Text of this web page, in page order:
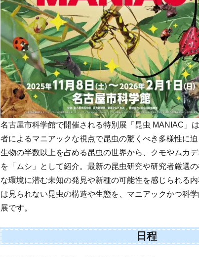
名古屋市科学館で開催される特別展「昆虫 MANIAC」
者によるマニアックな視点で昆虫の驚くべき多様性に
生物の半数以上を占める昆虫の世界から、クモやムカ
を「ムシ」として紹介。最新の昆虫研究や研究者厳選
な環境に潜む未知の発見や新種の可能性を感じられる
は見られない昆虫の構造や生態を、マニアックかつ科
展です。
日程